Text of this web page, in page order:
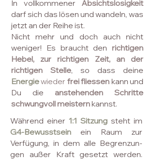
In vollkommener Absichtslosigkeit
darf sich das lösen und wandeln, was
jetzt an der Reihe ist.
Nicht mehr und doch auch nicht
weniger! Es braucht den richtigen
Hebel, zur richtigen Zeit, an der
richtigen Stelle, so dass deine
Energiewieder frei fliessen kann und
Du die anstehenden Schritte
schwungvoll meisternkannst.
Während einer 1:1 Sitzung steht im
G4-Bewusstsein ein Raum zur
Verfügung, in dem alle Begrenzun-
gen außer Kraft gesetzt werden.